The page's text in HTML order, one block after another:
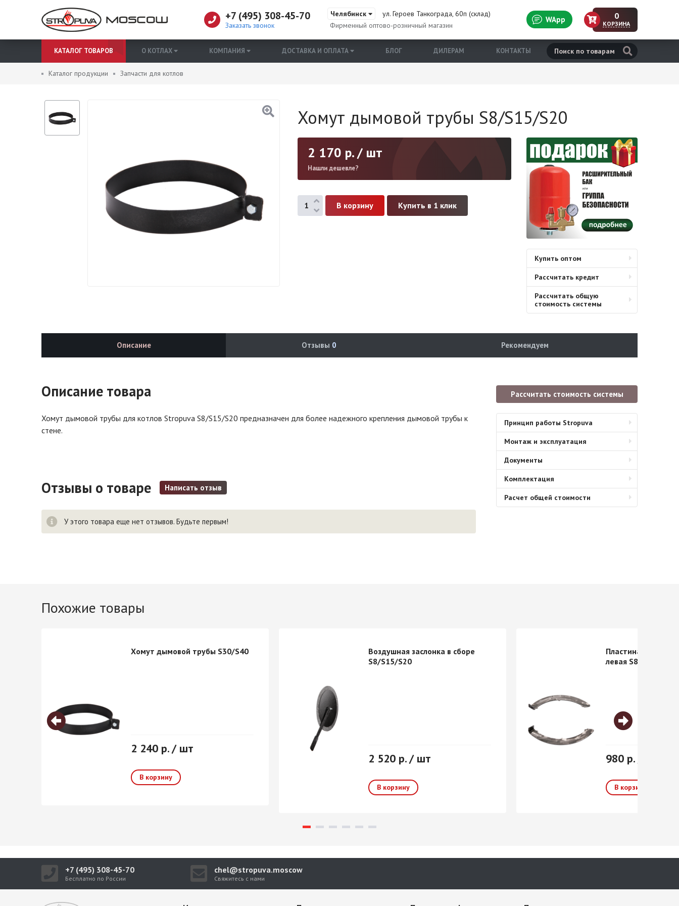
+7 (495) 308-45-70
Заказать звонок
Челябинск
ул. Героев Танкограда, 60п (склад)
Фирменный оптово-розничный магазин
WApp 0
КОРЗИНА
КАТАЛОГ ТОВАРОВ О КОТЛАХ КОМПАНИЯ ДОСТАВКА И ОПЛАТА БЛОГ ДИЛЕРАМ КОНТАКТЫ
Каталог продукции Запчасти для котлов
Хомут дымовой трубы S8/S15/S20
2 170 р. / шт
Нашли дешевле?
Купить в 1 клик
Купить оптом
Рассчитать кредит
Рассчитать общую
стоимость системы
Описание Отзывы 0 Рекомендуем
Описание товара
Хомут дымовой трубы для котлов Stropuva S8/S15/S20 предназначен для более надежного крепления дымовой трубы к
стене.
Отзывы о товаре Написать отзыв
У этого товара еще нет отзывов. Будьте первым!
Рассчитать стоимость системы
Принцип работы Stropuva
Монтаж и эксплуатация
Документы
Комплектация
Расчет общей стоимости
Похожие товары
Хомут дымовой трубы S30/S40
2 240 р. / шт
Воздушная заслонка в сборе
S8/S15/S20
2 520 р. / шт
Пластина для
левая S8/S15/S20
980 р. / шт
+7 (495) 308-45-70
Бесплатно по России
chel@stropuva.moscow
Свяжитесь с нами